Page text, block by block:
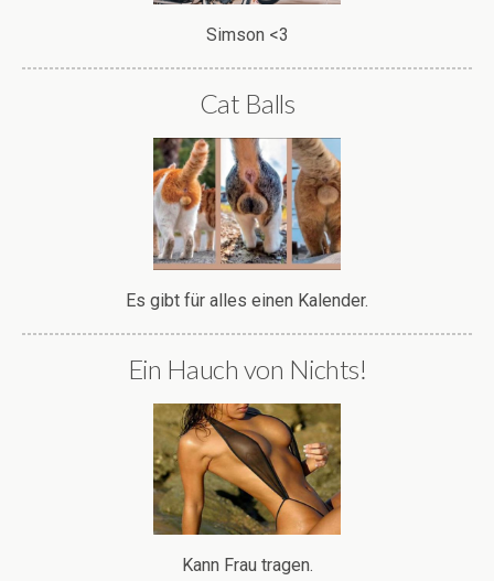
Simson <3
Cat Balls
Es gibt für alles einen Kalender.
Ein Hauch von Nichts!
Kann Frau tragen.